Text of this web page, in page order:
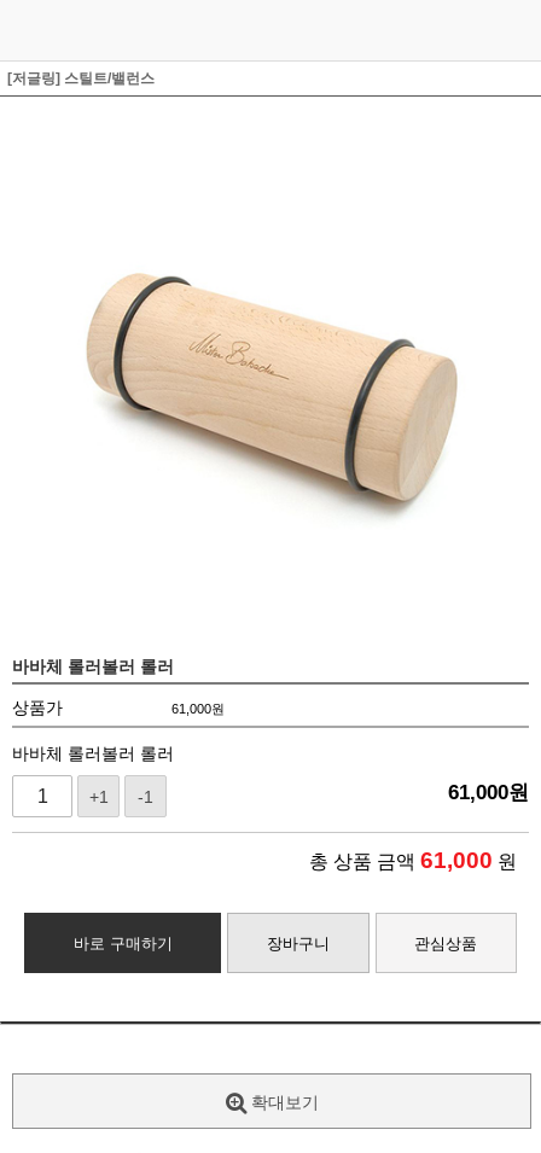
[저글링] 스틸트/밸런스
바바체 롤러볼러 롤러
상품가 61,000원
바바체 롤러볼러 롤러
+1 -1 61,000원
총 상품 금액 61,000 원
바로 구매하기 장바구니 관심상품
확대보기